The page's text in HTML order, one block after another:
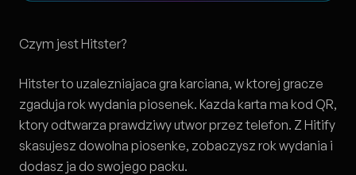
Czym jest Hitster?
Hitster to uzalezniajaca gra karciana, w ktorej gracze
zgaduja rok wydania piosenek. Kazda karta ma kod QR,
ktory odtwarza prawdziwy utwor przez telefon. Z Hitify
skasujesz dowolna piosenke, zobaczysz rok wydania i
dodasz ja do swojego packu.